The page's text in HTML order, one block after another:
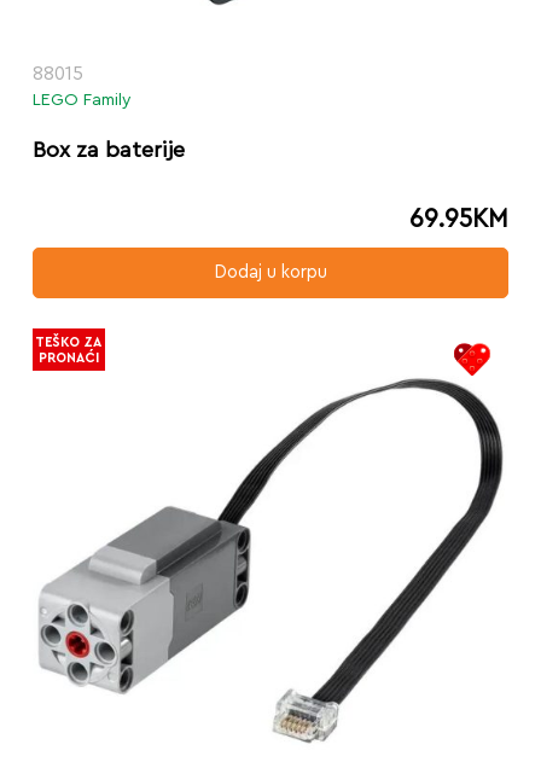
88015
LEGO Family
Box za baterije
69.95KM
Dodaj u korpu
TEŠKO ZA
PRONAĆI